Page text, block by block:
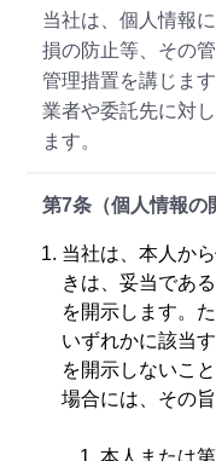
当社は、個人情報
損の防止等、その
管理措置を講じま
業者や委託先に対
ます。
第7条（個人情報の
当社は、本人か
きは、妥当であ
を開示します。
いずれかに該当
を開示しないこ
場合には、その
本人または